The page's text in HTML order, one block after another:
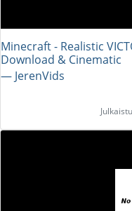
Minecraft - Realistic
Download & Cinematic
― JerenVids